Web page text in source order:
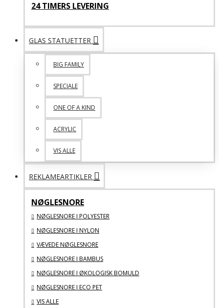
24 TIMERS LEVERING
GLAS STATUETTER
BIG FAMILY
SPECIALE
ONE OF A KIND
ACRYLIC
VIS ALLE
REKLAMEARTIKLER
NØGLESNORE
NØGLESNORE I POLYESTER
NØGLESNORE I NYLON
VÆVEDE NØGLESNORE
NØGLESNORE I BAMBUS
NØGLESNORE I ØKOLOGISK BOMULD
NØGLESNORE I ECO PET
VIS ALLE